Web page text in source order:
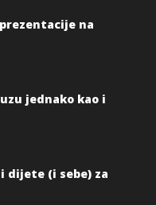
na
jednako kao i
dijete (i sebe) za